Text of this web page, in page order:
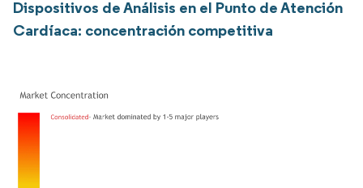
Dispositivos de Análisis en el Punto de Atención
Cardíaca: concentración competitiva